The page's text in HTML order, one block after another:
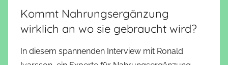
Kommt Nahrungsergänzung
wirklich an wo sie gebraucht wird?
In diesem spannenden Interview mit Ronald